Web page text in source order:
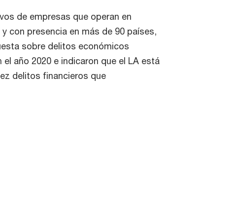
de empresas que operan en
con presencia en más de 90 países,
sobre delitos económicos
el año 2020 e indicaron que el LA está
delitos financieros que